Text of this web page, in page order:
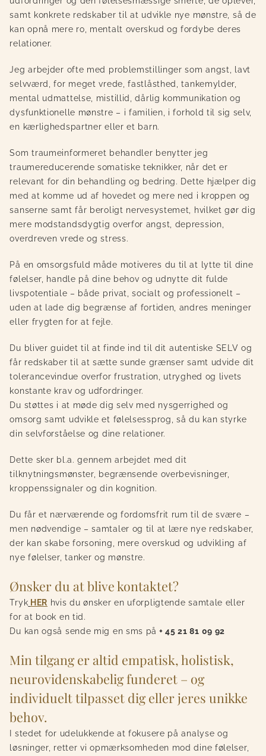
samt konkrete redskaber til at udvikle nye mønstre, så de
kan opnå mere ro, mentalt overskud og fordybe deres
relationer.
Jeg arbejder ofte med problemstillinger som angst, lavt
selvværd, for meget vrede, fastlåsthed, tankemylder,
mental udmattelse, mistillid, dårlig kommunikation og
dysfunktionelle mønstre – i familien, i forhold til sig selv,
en kærlighedspartner eller et barn.
Som traumeinformeret behandler benytter jeg
traumereducerende somatiske teknikker, når det er
relevant for din behandling og bedring. Dette hjælper dig
med at komme ud af hovedet og mere ned i kroppen og
sanserne samt får beroligt nervesystemet, hvilket gør dig
mere modstandsdygtig overfor angst, depression,
overdreven vrede og stress.
På en omsorgsfuld måde motiveres du til at lytte til dine
følelser, handle på dine behov og udnytte dit fulde
livspotentiale – både privat, socialt og professionelt –
uden at lade dig begrænse af fortiden, andres meninger
eller frygten for at fejle.
Du bliver guidet til at finde ind til dit autentiske SELV og
får redskaber til at sætte sunde grænser samt udvide dit
tolerancevindue overfor frustration, utryghed og livets
konstante krav og udfordringer.
Du støttes i at møde dig selv med nysgerrighed og
omsorg samt udvikle et følelsessprog, så du kan styrke
din selvforståelse og dine relationer.
Dette sker bl.a. gennem arbejdet med dit
tilknytningsmønster, begrænsende overbevisninger,
kroppenssignaler og din kognition.
Du får et nærværende og fordomsfrit rum til de svære –
men nødvendige – samtaler og til at lære nye redskaber,
der kan skabe forsoning, mere overskud og udvikling af
nye følelser, tanker og mønstre.
Ønsker du at blive kontaktet?
Tryk HER hvis du ønsker en uforpligtende samtale eller
for at book en tid.
Du kan også sende mig en sms på + 45 21 81 09 92
Min tilgang er altid empatisk, holistisk,
neurovidenskabelig funderet – og
individuelt tilpasset dig eller jeres unikke
behov.
I stedet for udelukkende at fokusere på analyse og
løsninger, retter vi opmærksomheden mod dine følelser,